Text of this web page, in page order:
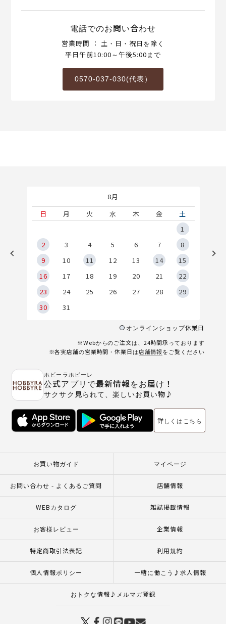
電話でのお問い合わせ
営業時間 ： 土・日・祝日を除く
平日午前10:00～午後5:00まで
0570-037-030(代表）
8月
日
月 火 水 木 金
土
1
2
3 4 5 6 7
8
9
10 11 12 13 14
15
16
17 18 19 20 21
22
23
24 25 26 27 28
29
30
31
オンラインショップ休業日
※Webからのご注文は、24時間承っております
※各実店舗の営業時間・休業日は店舗情報をご覧ください
ホビーラホビーレ
公式アプリで最新情報をお届け！
サクサク見られて、楽しいお買い物♪
詳しくはこちら
お買い物ガイド マイページ
お問い合わせ - よくあるご質問 店舗情報
WEBカタログ 雑誌掲載情報
お客様レビュー 企業情報
特定商取引法表記 利用規約
個人情報ポリシー 一緒に働こう♪求人情報
おトクな情報♪メルマガ登録